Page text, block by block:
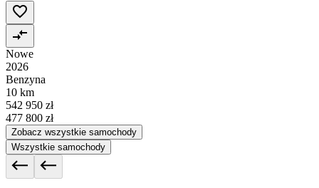
Nowe
2026
Benzyna
10 km
542 950 zł
477 800 zł
Zobacz wszystkie samochody
Wszystkie samochody